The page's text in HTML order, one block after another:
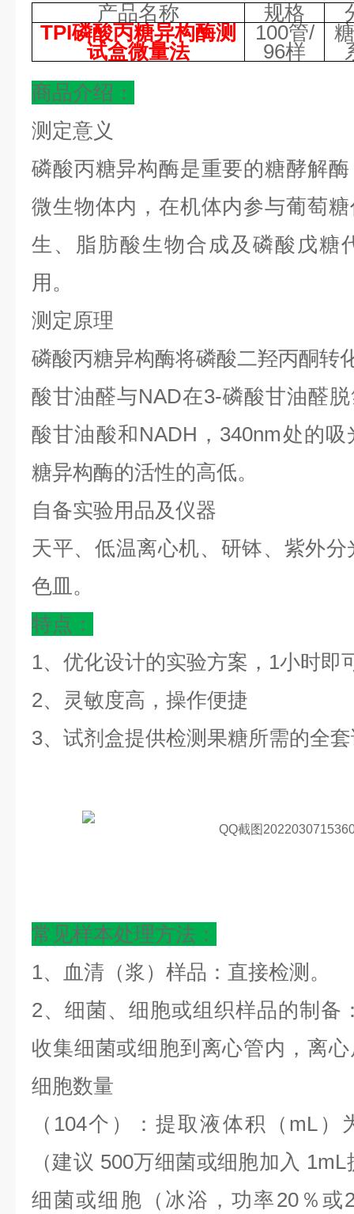
产品名称
规格
TPI磷酸丙糖异构酶测
试盒微量法
100管/
96样
商品介绍：
测定意义
磷酸丙糖异构酶是重要的糖酵解
微生物体内，在机体内参与葡萄
生、脂肪酸生物合成及磷酸戊糖
用。
测定原理
磷酸丙糖异构酶将磷酸二羟丙酮转
酸甘油醛与NAD在3-磷酸甘油醛
酸甘油酸和NADH，340nm处的
糖异构酶的活性的高低。
自备实验用品及仪器
天平、低温离心机、研钵、紫外
色皿。
特点：
1、优化设计的实验方案，1小时即
2、灵敏度高，操作便捷
3、试剂盒提供检测果糖所需的全
常见样本处理方法：
1、血清（浆）样品：直接检测。
2、细菌、细胞或组织样品的制备
收集细菌或细胞到离心管内，离
细胞数量
（ 104个）：提取液体积（mL）
（建议 500万细菌或细胞加入
细菌或细胞（冰浴，功率20％或